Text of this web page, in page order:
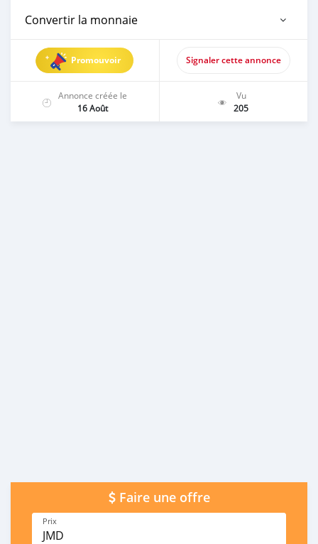
Convertir la monnaie
Promouvoir Signaler cette annonce
Annonce créée le
16 Août
Vu
205
Faire une offre
Prix
JMD